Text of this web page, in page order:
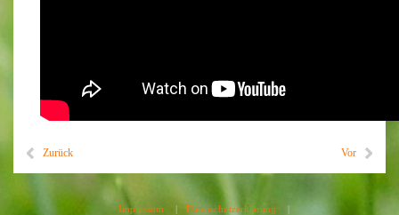
Zurück Vor
Impressum | Datenschutzerklärung |